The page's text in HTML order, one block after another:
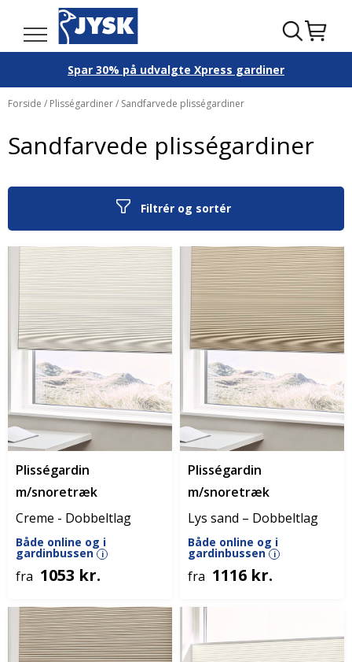
Spar 30% på udvalgte Xpress gardiner
Forside / Plisségardiner/ Sandfarvede plisségardiner
Sandfarvede plisségardiner
Filtrér og sortér
Plisségardin
m/snoretræk
Creme - Dobbeltlag
Både online og i
gardinbussen i
fra 1053 kr.
Plisségardin
m/snoretræk
Lys sand – Dobbeltlag
Både online og i
gardinbussen i
fra 1116 kr.